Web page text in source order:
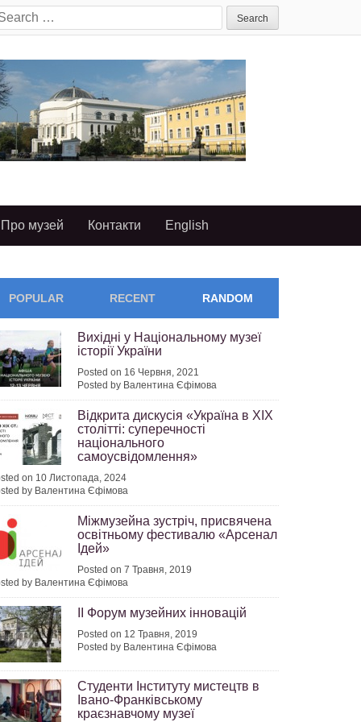
Про музей Контакти English
POPULAR RECENT RANDOM
Вихідні у Національному музеї
історії України
Posted on 16 Червня, 2021
Posted by Валентина Єфімова
Відкрита дискусія «Україна в XIX
столітті: суперечності
національного
самоусвідомлення»
on 10 Листопада, 2024
by Валентина Єфімова
Міжмузейна зустріч, присвячена
освітньому фестивалю «Арсенал
Ідей»
Posted on 7 Травня, 2019
by Валентина Єфімова
ІІ Форум музейних інновацій
Posted on 12 Травня, 2019
Posted by Валентина Єфімова
Студенти Інституту мистецтв в
Івано-Франківському
краєзнавчому музеї